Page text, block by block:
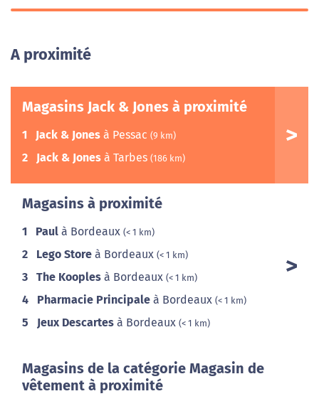
A proximité
Magasins Jack & Jones à proximité
1 Jack & Jones à Pessac (9 km)
2 Jack & Jones à Tarbes (186 km)
Magasins à proximité
1 Paul à Bordeaux (< 1 km)
2 Lego Store à Bordeaux (< 1 km)
3 The Kooples à Bordeaux (< 1 km)
4 Pharmacie Principale à Bordeaux (< 1 km)
5 Jeux Descartes à Bordeaux (< 1 km)
Magasins de la catégorie Magasin de
vêtement à proximité